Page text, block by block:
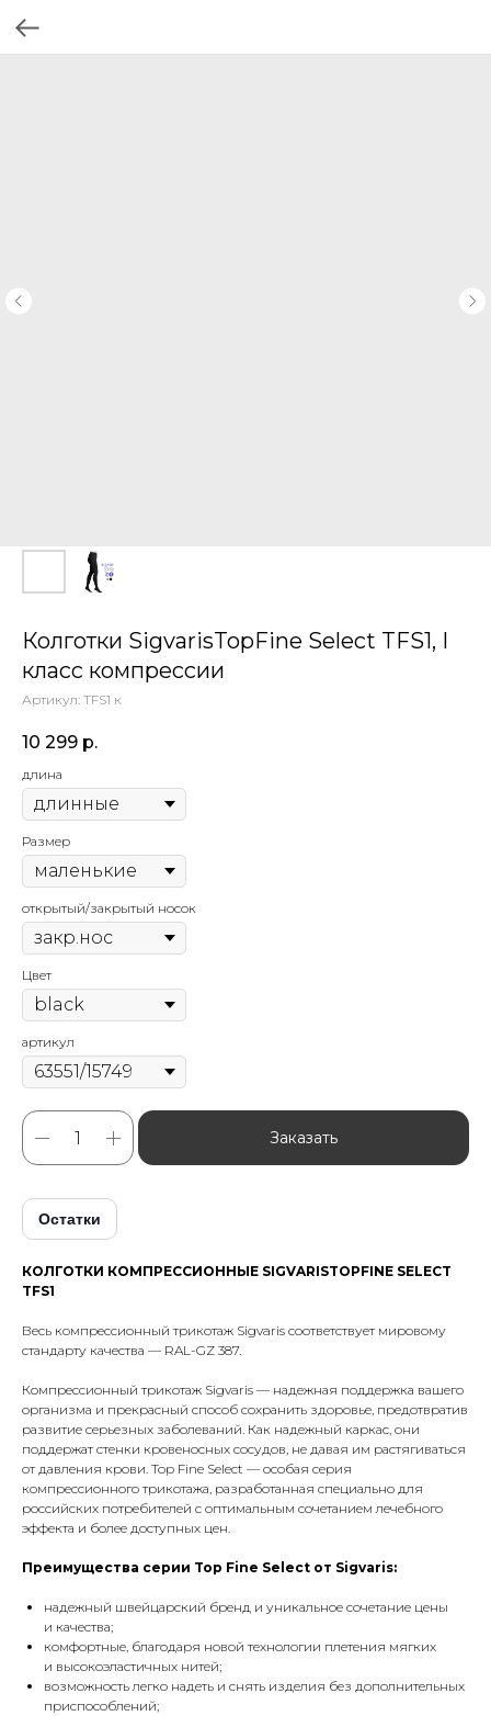
Колготки SigvarisTopFine Select TFS1, I
класс компрессии
Артикул: TFS1 к
10 299 р.
длина
Размер
открытый/закрытый носок
Цвет
артикул
Заказать
Остатки
КОЛГОТКИ КОМПРЕССИОННЫЕ SIGVARISTOPFINE SELECT
TFS1
Весь компрессионный трикотаж Sigvaris соответствует мировому
стандарту качества — RAL-GZ 387.
Компрессионный трикотаж Sigvaris — надежная поддержка вашего
организма и прекрасный способ сохранить здоровье, предотвратив
развитие серьезных заболеваний. Как надежный каркас, они
поддержат стенки кровеносных сосудов, не давая им растягиваться
от давления крови. Top Fine Select — особая серия
компрессионного трикотажа, разработанная специально для
российских потребителей с оптимальным сочетанием лечебного
эффекта и более доступных цен.
Преимущества серии Top Fine Select от Sigvaris:
надежный швейцарский бренд и уникальное сочетание цены
и качества;
комфортные, благодаря новой технологии плетения мягких
и высокоэластичных нитей;
возможность легко надеть и снять изделия без дополнительных
приспособлений;